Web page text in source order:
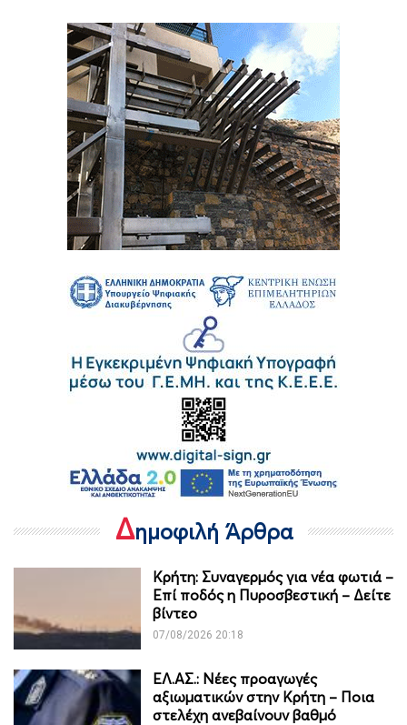
Δημοφιλή Άρθρα
Κρήτη: Συναγερμός για νέα φωτιά –
Επί ποδός η Πυροσβεστική – Δείτε
βίντεο
07/08/2026 20:18
ΕΛ.ΑΣ.: Νέες προαγωγές
αξιωματικών στην Κρήτη – Ποια
στελέχη ανεβαίνουν βαθμό